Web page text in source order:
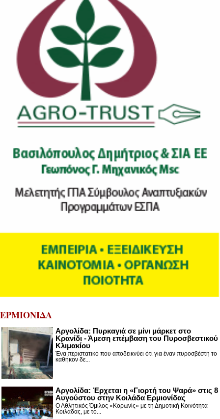
ΕΡΜΙΟΝΙΔΑ
Αργολίδα: Πυρκαγιά σε μίνι μάρκετ στο
Κρανίδι - Άμεση επέμβαση του Πυροσβεστικού
Κλιμακίου
Ένα περιστατικό που αποδεικνύει ότι για έναν πυροσβέστη το
καθήκον δε...
Αργολίδα: Έρχεται η «Γιορτή του Ψαρά» στις 8
Αυγούστου στην Κοιλάδα Ερμιονίδας
Ο Αθλητικός Όμιλος «Κορωνίς» με τη Δημοτική Κοινότητα
Κοιλάδας, με το...